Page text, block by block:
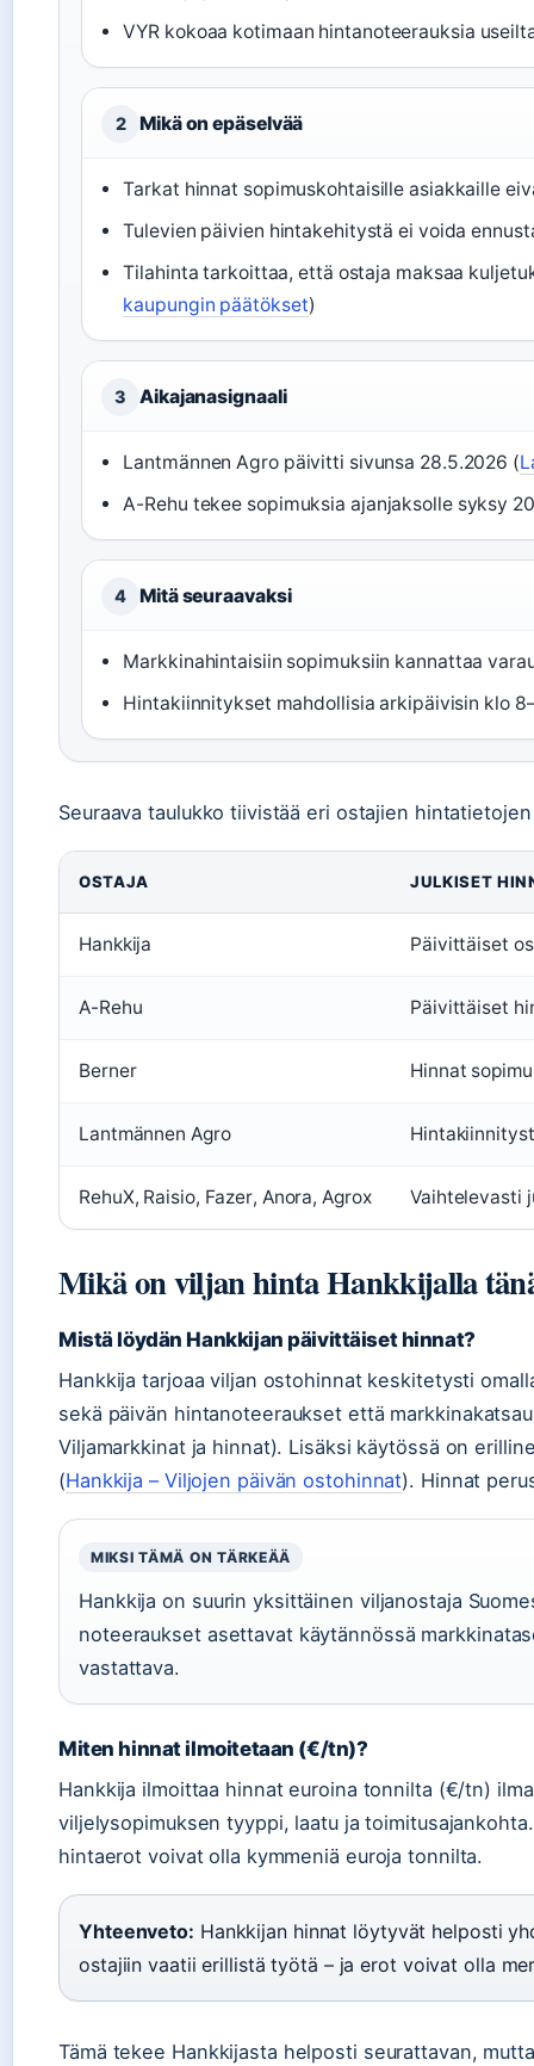
VYR kokoaa kotimaan hintanoteerauksia
2 Mikä on epäselvää
Tarkat hinnat sopimuskohtaisille asiakkaille
Tulevien päivien hintakehitystä ei voida
Tilahinta tarkoittaa, että ostaja maksaa
kaupungin päätökset)
3 Aikajanasignaali
Lantmännen Agro päivitti sivunsa 28.5.2026 (
A-Rehu tekee sopimuksia ajanjaksolle syksy
4 Mitä seuraavaksi
Markkinahintaisiin sopimuksiin kannattaa
Hintakiinnitykset mahdollisia arkipäivisin klo
Seuraava taulukko tiivistää eri ostajien
OSTAJA JULKISET
Hankkija Päivittäiset
A-Rehu Päivittäiset
Berner Hinnat
Lantmännen Agro
RehuX, Raisio, Fazer, Anora, Agrox Vaihtelevasti
Mikä on viljan hinta Hankkijalla
Mistä löydän Hankkijan päivittäiset hinnat?
Hankkija tarjoaa viljan ostohinnat keskitetysti
sekä päivän hintanoteeraukset että
Viljamarkkinat ja hinnat). Lisäksi käytössä on
(Hankkija – Viljojen päivän ostohinnat). Hinnat
MIKSI TÄMÄ ON TÄRKEÄÄ
Hankkija on suurin yksittäinen viljanostaja
noteeraukset asettavat käytännössä
vastattava.
Miten hinnat ilmoitetaan (€/tn)?
Hankkija ilmoittaa hinnat euroina tonnilta (€/tn)
viljelysopimuksen tyyppi, laatu ja
hintaerot voivat olla kymmeniä euroja tonnilta.
Yhteenveto: Hankkijan hinnat löytyvät helposti
ostajiin vaatii erillistä työtä – ja erot voivat olla
Tämä tekee Hankkijasta helposti seurattavan,